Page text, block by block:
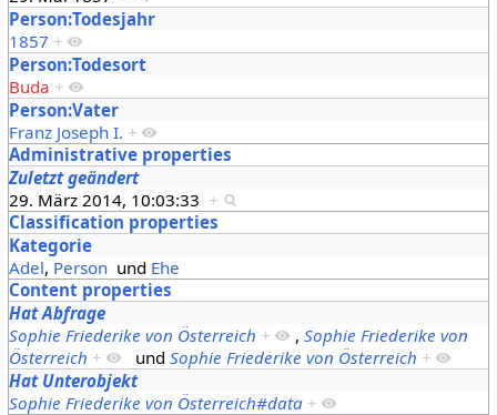
Person:Todesjahr
1857 +
Person:Todesort
Buda +
Person:Vater
Franz Joseph I. +
Administrative properties
Zuletzt geändert
29. März 2014, 10:03:33 +
Classification properties
Kategorie
Adel, Personund Ehe
Content properties
Hat Abfrage
Sophie Friederike von Österreich + , Sophie Friederike von
Österreich + und Sophie Friederike von Österreich +
Hat Unterobjekt
Sophie Friederike von Österreich#data +